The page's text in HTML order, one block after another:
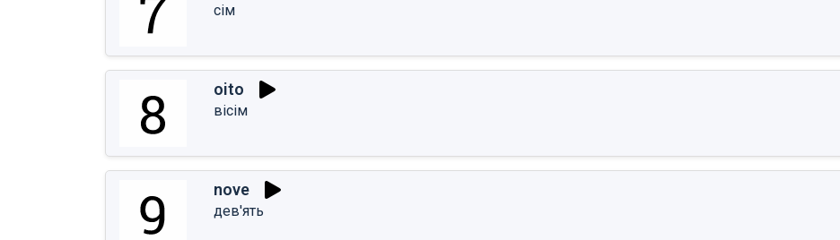
сім
oito
вісім
nove
дев'ять